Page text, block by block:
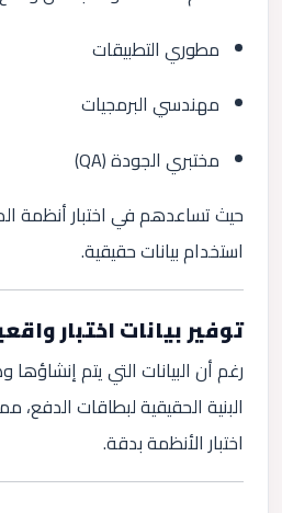
مطوري التطبيقات
مهندسي البرمجيات
مختبري الجودة (QA)
حيث تساعدهم في اختبار أنظمة
استخدام بيانات حقيقية.
توفير بيانات اختبار
رغم أن البيانات التي يتم
البنية الحقيقية لبطاقات
اختبار الأنظمة بدقة.